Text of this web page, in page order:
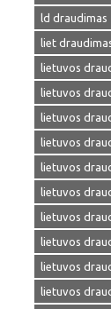
ld draudimas
liet
lietuvos
lietuvos
lietuvos
lietuvos
lietuvos
lietuvos
lietuvos
lietuvos
lietuvos
lietuvos